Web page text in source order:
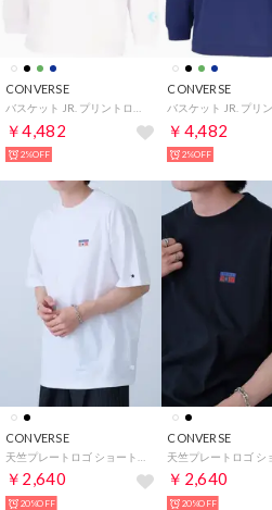
CONVERSE
バスケット JR. プリントロングスリーブ CB452358L （1100 ホワイト）
￥4,482
2%OFF
CONVERSE
￥4,482
2%OFF
CONVERSE
￥2,640
20%OFF
CONVERSE
￥2,640
20%OFF